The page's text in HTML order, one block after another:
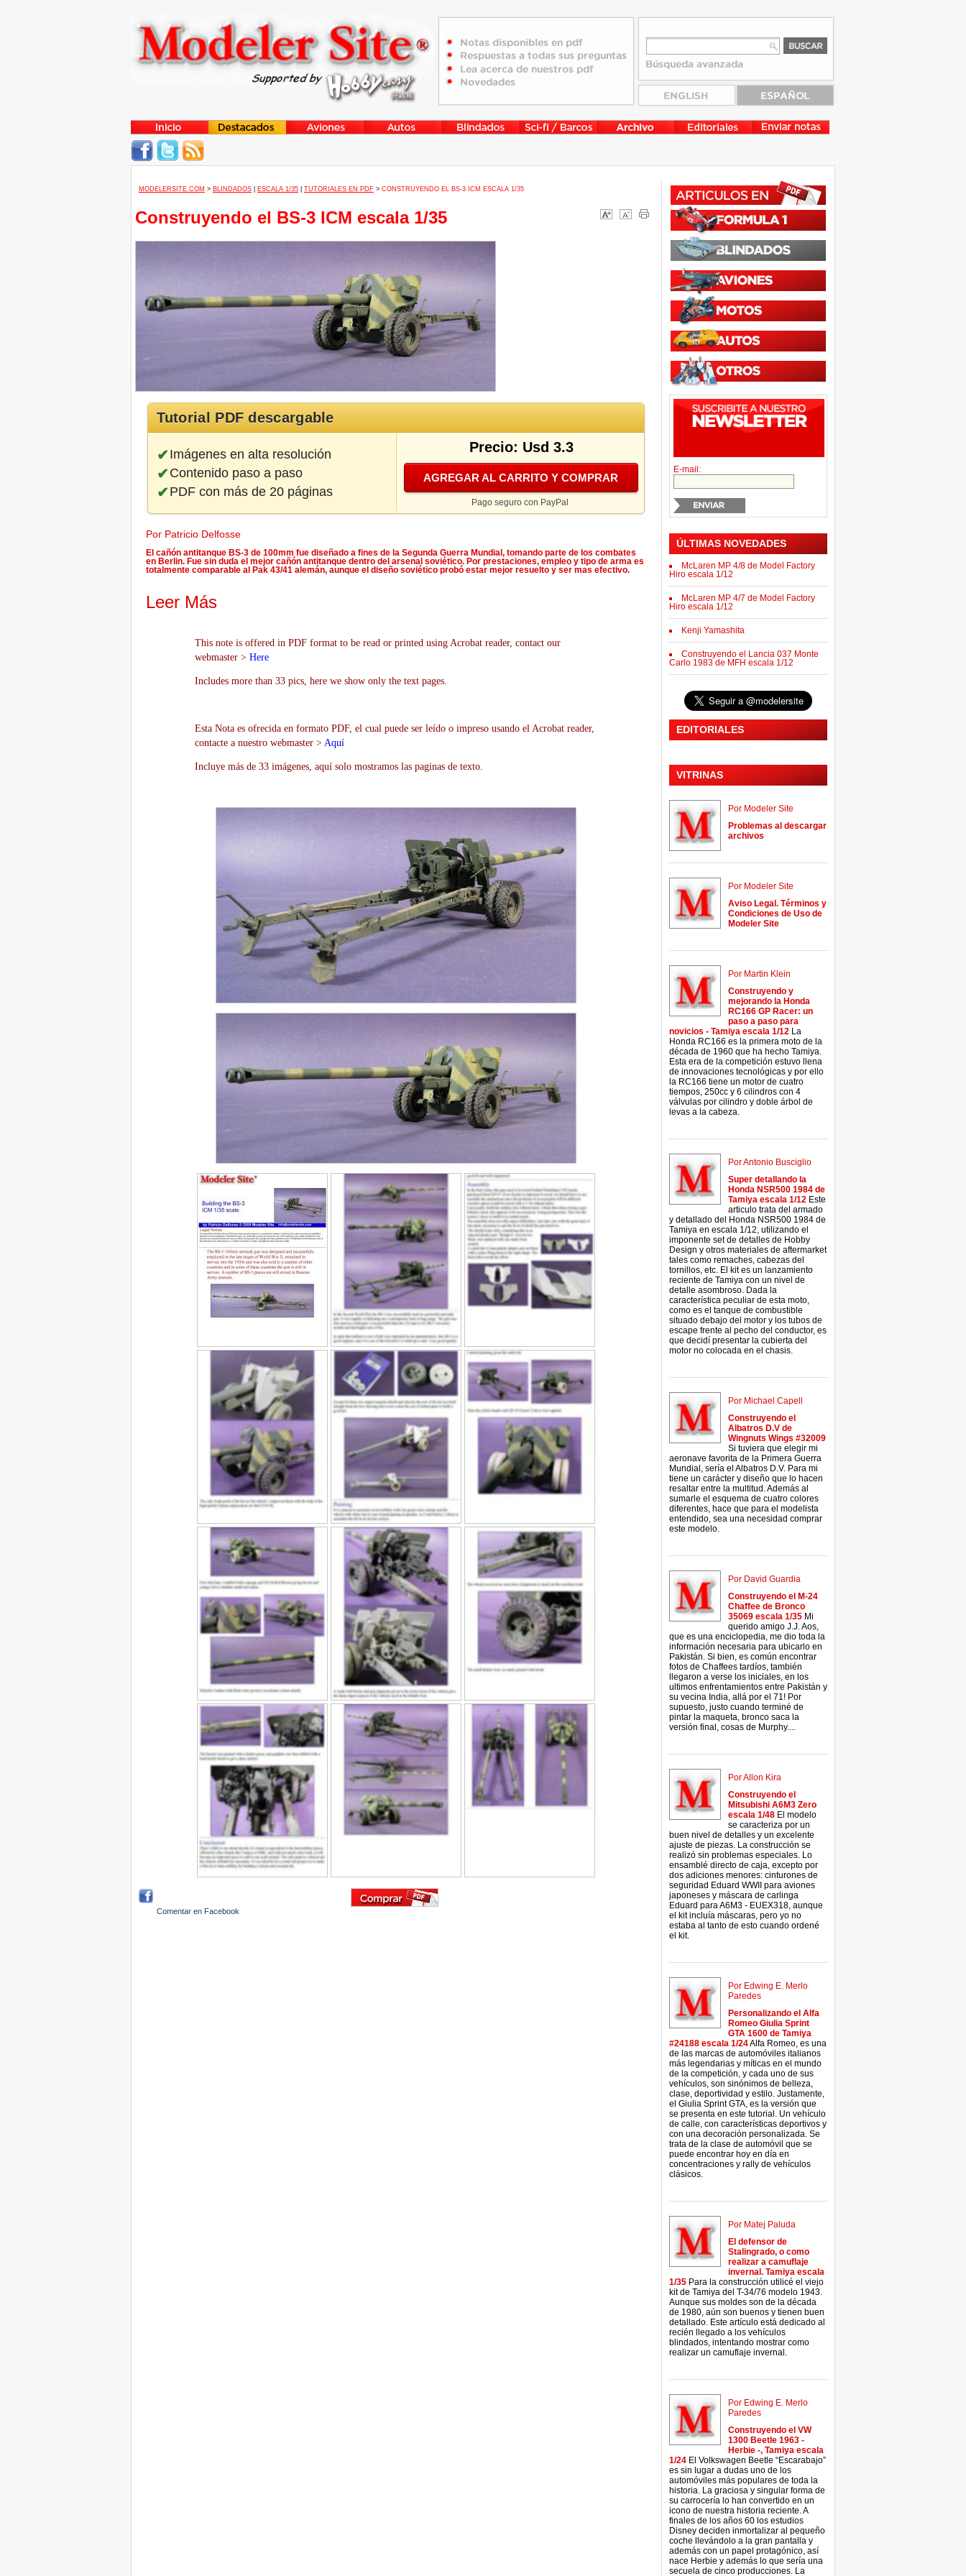
MODELERSITE.COM > BLINDADOS ESCALA 1/35 TUTORIALES EN PDF > CONSTRUYENDO EL BS-3 ICM ESCALA 1/35
Construyendo el BS-3 ICM escala 1/35
Tutorial PDF descargable
Imágenes en alta resolución
Contenido paso a paso
PDF con más de 20 páginas
Precio: Usd 3.3
AGREGAR AL CARRITO Y COMPRAR
Pago seguro con PayPal
Por Patricio Delfosse
El cañón antitanque BS-3 de 100mm fue diseñado a fines de la Segunda Guerra Mundial, tomando parte de los combates
en Berlin. Fue sin duda el mejor cañón antitanque dentro del arsenal soviético. Por prestaciones, empleo y tipo de arma es
totalmente comparable al Pak 43/41 alemán, aunque el diseño soviético probó estar mejor resuelto y ser mas efectivo.
Leer Más
This note is offered in PDF format to be read or printed using Acrobat reader, contact our
webmaster > Here
Includes more than 33 pics, here we show only the text pages.
Esta Nota es ofrecida en formato PDF, el cual puede ser leído o impreso usando el Acrobat reader,
contacte a nuestro webmaster > Aquí
Incluye más de 33 imágenes, aquí solo mostramos las paginas de texto.
Comentar en Facebook
E-mail:
ÚLTIMAS NOVEDADES
McLaren MP 4/8 de Model Factory
Hiro escala 1/12
McLaren MP 4/7 de Model Factory
Hiro escala 1/12
Kenji Yamashita
Construyendo el Lancia 037 Monte
Carlo 1983 de MFH escala 1/12
EDITORIALES
VITRINAS
Por Modeler Site
Problemas al descargar
archivos
Por Modeler Site
Aviso Legal. Términos y
Condiciones de Uso de
Modeler Site
Por Martin Klein
Construyendo y
mejorando la Honda
RC166 GP Racer: un
paso a paso para
novicios - Tamiya escala 1/12 La
Honda RC166 es la primera moto de la
década de 1960 que ha hecho Tamiya.
Esta era de la competición estuvo llena
de innovaciones tecnológicas y por ello
la RC166 tiene un motor de cuatro
tiempos, 250cc y 6 cilindros con 4
válvulas por cilindro y doble árbol de
levas a la cabeza.
Por Antonio Busciglio
Super detallando la
Honda NSR500 1984 de
Tamiya escala 1/12 Este
articulo trata del armado
y detallado del Honda NSR500 1984 de
Tamiya en escala 1/12, utilizando el
imponente set de detalles de Hobby
Design y otros materiales de aftermarket
tales como remaches, cabezas del
tornillos, etc. El kit es un lanzamiento
reciente de Tamiya con un nivel de
detalle asombroso. Dada la
característica peculiar de esta moto,
como es el tanque de combustible
situado debajo del motor y los tubos de
escape frente al pecho del conductor, es
que decidí presentar la cubierta del
motor no colocada en el chasis.
Por Michael Capell
Construyendo el
Albatros D.V de
Wingnuts Wings #32009
Si tuviera que elegir mi
aeronave favorita de la Primera Guerra
Mundial, sería el Albatros D.V. Para mi
tiene un carácter y diseño que lo hacen
resaltar entre la multitud. Además al
sumarle el esquema de cuatro colores
diferentes, hace que para el modelista
entendido, sea una necesidad comprar
este modelo.
Por David Guardia
Construyendo el M-24
Chaffee de Bronco
35069 escala 1/35 Mi
querido amigo J.J. Aos,
que es una enciclopedia, me dio toda la
información necesaria para ubicarlo en
Pakistán. Si bien, es común encontrar
fotos de Chaffees tardíos, también
llegaron a verse los iniciales, en los
ultimos enfrentamientos entre Pakistán y
su vecina India, allá por el 71! Por
supuesto, justo cuando terminé de
pintar la maqueta, bronco saca la
versión final, cosas de Murphy....
Por Allon Kira
Construyendo el
Mitsubishi A6M3 Zero
escala 1/48 El modelo
se caracteriza por un
buen nivel de detalles y un excelente
ajuste de piezas. La construcción se
realizó sin problemas especiales. Lo
ensamblé directo de caja, excepto por
dos adiciones menores: cinturones de
seguridad Eduard WWII para aviones
japoneses y máscara de carlinga
Eduard para A6M3 - EUEX318, aunque
el kit incluía máscaras, pero yo no
estaba al tanto de esto cuando ordené
el kit.
Por Edwing E. Merlo
Paredes
Personalizando el Alfa
Romeo Giulia Sprint
GTA 1600 de Tamiya
#24188 escala 1/24Alfa Romeo, es una
de las marcas de automóviles italianos
más legendarias y míticas en el mundo
de la competición, y cada uno de sus
vehículos, son sinónimos de belleza,
clase, deportividad y estilo. Justamente,
el Giulia Sprint GTA, es la versión que
se presenta en este tutorial. Un vehículo
de calle, con características deportivos y
con una decoración personalizada. Se
trata de la clase de automóvil que se
puede encontrar hoy en día en
concentraciones y rally de vehículos
clásicos.
Por Matej Paluda
El defensor de
Stalingrado, o como
realizar a camuflaje
invernal. Tamiya escala
1/35 Para la construcción utilicé el viejo
kit de Tamiya del T-34/76 modelo 1943.
Aunque sus moldes son de la década
de 1980, aún son buenos y tienen buen
detallado. Este artículo está dedicado al
recién llegado a los vehículos
blindados, intentando mostrar como
realizar un camuflaje invernal.
Por Edwing E. Merlo
Paredes
Construyendo el VW
1300 Beetle 1963 -
Herbie -, Tamiya escala
1/24 El Volkswagen Beetle “Escarabajo”
es sin lugar a dudas uno de los
automóviles más populares de toda la
historia. La graciosa y singular forma de
su carrocería lo han convertido en un
icono de nuestra historia reciente. A
finales de los años 60 los estudios
Disney deciden inmortalizar al pequeño
coche llevándolo a la gran pantalla y
además con un papel protagónico, así
nace Herbie y además lo que sería una
secuela de cinco producciones. La